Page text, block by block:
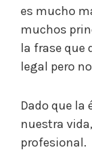
es mucho
muchos
la frase que
legal pero
Dado que la
nuestra
profesional.